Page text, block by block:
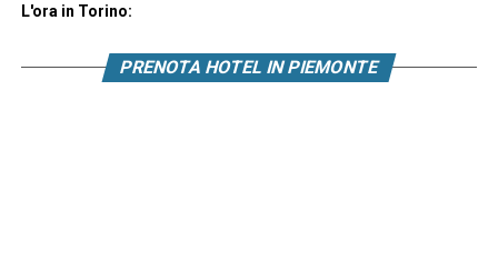
L'ora in Torino:
PRENOTA HOTEL IN PIEMONTE